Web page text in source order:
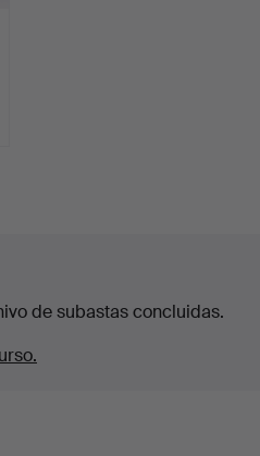
de subastas concluidas.